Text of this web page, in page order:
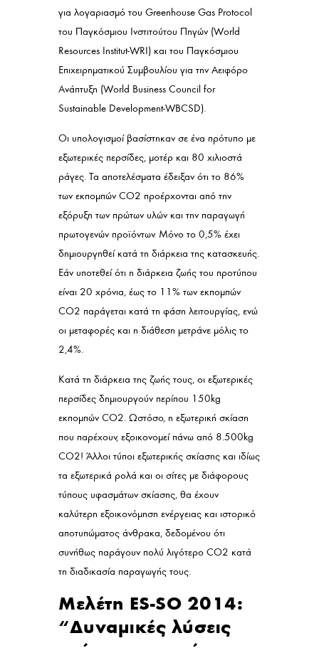
για λογαριασμό του Greenhouse Gas Protocol
του Παγκόσμιου Ινστιτούτου Πηγών (World
Resources Institut-WRI) και του Παγκόσμιου
Επιχειρηματικού Συμβουλίου για την Αειφόρο
Ανάπτυξη (World Business Council for
Sustainable Development-WBCSD).
Οι υπολογισμοί βασίστηκαν σε ένα πρότυπο με
εξωτερικές περσίδες, μοτέρ και 80 χιλιοστά
ράγες. Τα αποτελέσματα έδειξαν ότι το 86%
των εκπομπών CO2 προέρχονται από την
εξόρυξη των πρώτων υλών και την παραγωγή
πρωτογενών προϊόντων. Μόνο το 0,5% έχει
δημιουργηθεί κατά τη διάρκεια της κατασκευής.
Εάν υποτεθεί ότι η διάρκεια ζωής του προτύπου
είναι 20 χρόνια, έως το 11% των εκπομπών
CO2 παράγεται κατά τη φάση λειτουργίας, ενώ
οι μεταφορές και η διάθεση μετράνε μόλις το
2,4%.
Κατά τη διάρκεια της ζωής τους, οι εξωτερικές
περσίδες δημιουργούν περίπου 150kg
εκπομπών CO2. Ωστόσο, η εξωτερική σκίαση
που παρέχουν, εξοικονομεί πάνω από 8.500kg
CO2! Άλλοι τύποι εξωτερικής σκίασης και ιδίως
τα εξωτερικά ρολά και οι σίτες με διάφορους
τύπους υφασμάτων σκίασης, θα έχουν
καλύτερη εξοικονόμηση ενέργειας και ιστορικό
αποτυπώματος άνθρακα, δεδομένου ότι
συνήθως παράγουν πολύ λιγότερο CO2 κατά
τη διαδικασία παραγωγής τους.
Μελέτη ES-SO 2014:
“Δυναμικές λύσεις